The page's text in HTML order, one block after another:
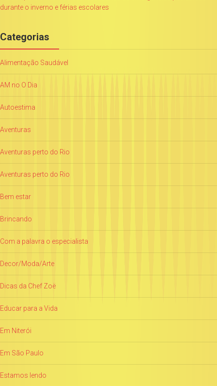
durante o inverno e férias escolares
Categorias
Alimentação Saudável
AM no O Dia
Autoestima
Aventuras
Aventuras perto do Rio
Aventuras perto do Rio
Bem estar
Brincando
Com a palavra o especialista
Decor/Moda/Arte
Dicas da Chef Zoë
Educar para a Vida
Em Niterói
Em São Paulo
Estamos lendo